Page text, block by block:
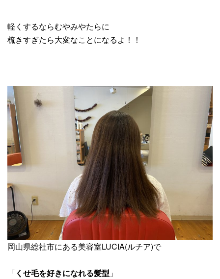
軽くするならむやみやたらに
梳きすぎたら大変なことになるよ！！
岡山県総社市にある美容室LUCIA(ルチア)で
「 くせ毛を好きになれる髪型 」